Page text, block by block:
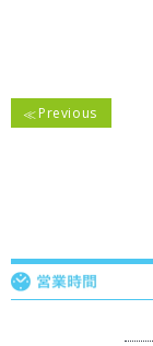
Previous